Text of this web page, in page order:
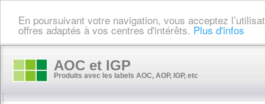
En poursuivant votre navigation, vous acceptez
offres adaptés à vos centres d'intérêts. Plus d'infos
AOC et IGP
Produits avec les labels AOC, AOP, IGP, etc